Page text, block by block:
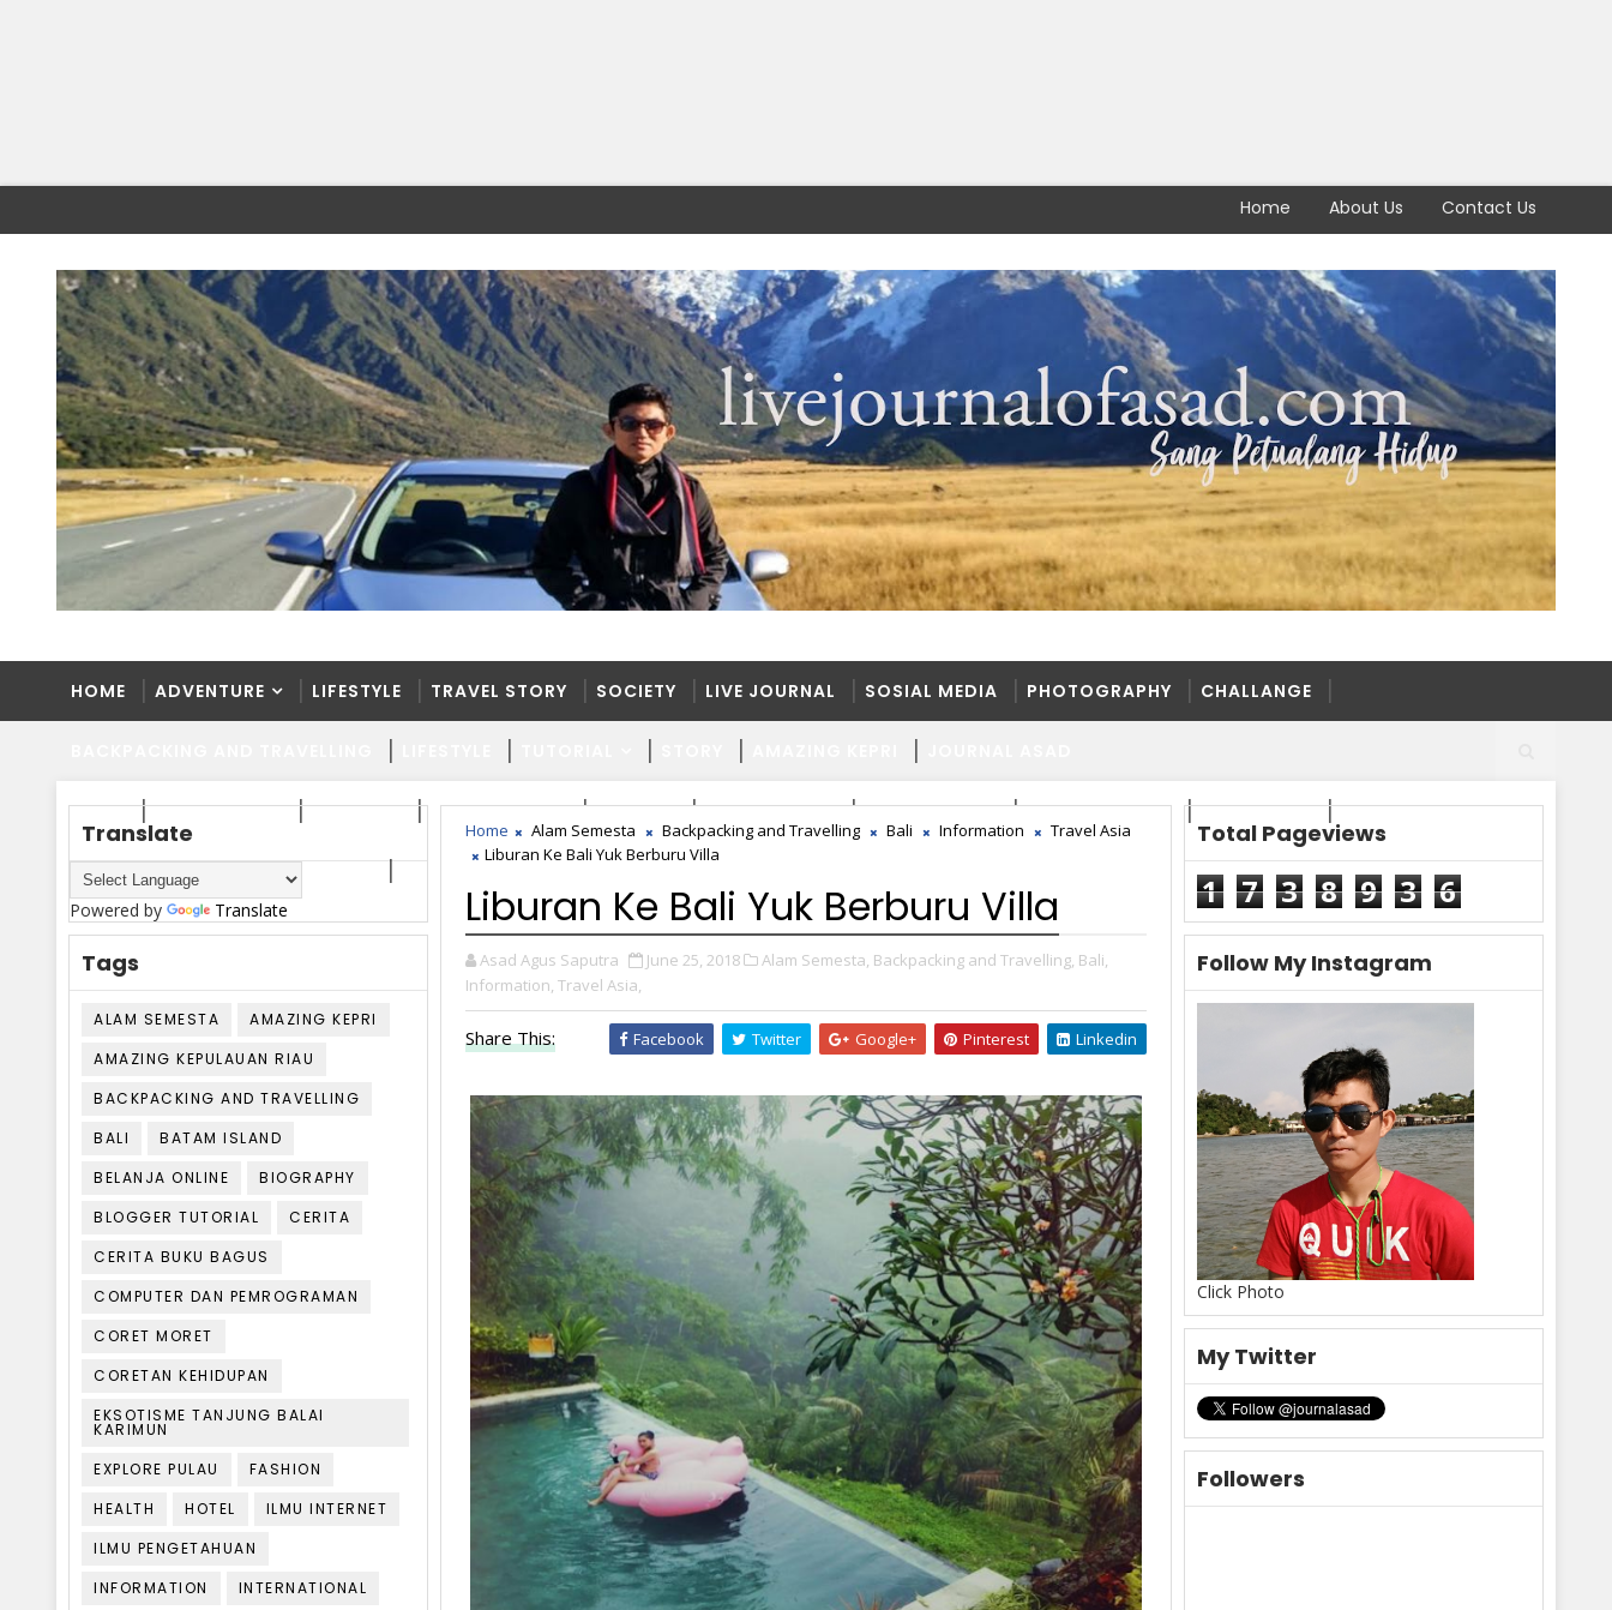
Home About Us Contact Us
HOME ADVENTURE LIFESTYLE TRAVEL STORY SOCIETY LIVE JOURNAL SOSIAL MEDIA PHOTOGRAPHY CHALLANGE
HOME ADVENTURE LIFESTYLE TRAVEL STORY SOCIETY LIVE JOURNAL SOSIAL MEDIA PHOTOGRAPHY CHALLANGE
BACKPACKING AND TRAVELLING
Translate
Powered by Translate
Tags
ALAM SEMESTA
AMAZING KEPRI
AMAZING KEPULAUAN RIAU
BACKPACKING AND TRAVELLING
BALI
BATAM ISLAND
BELANJA ONLINE
BIOGRAPHY
BLOGGER TUTORIAL
CERITA
CERITA BUKU BAGUS
COMPUTER DAN PEMROGRAMAN
CORET MORET
CORETAN KEHIDUPAN
EKSOTISME TANJUNG BALAI
KARIMUN
EXPLORE PULAU
FASHION
HEALTH
HOTEL
ILMU INTERNET
ILMU PENGETAHUAN
INFORMATION
INTERNATIONAL
Home Alam Semesta Backpacking and Travelling Bali Information
Travel Asia
Liburan Ke Bali Yuk Berburu Villa
Liburan Ke Bali Yuk Berburu Villa
Asad Agus Saputra June 25, 2018 Alam Semesta, Backpacking and Travelling, Bali,
Information, Travel Asia,
Share This: Facebook Twitter Google+ Pinterest Linkedin
Total Pageviews
1 7 3 8 9 3 6
Follow My Instagram
Click Photo
My Twitter
Followers